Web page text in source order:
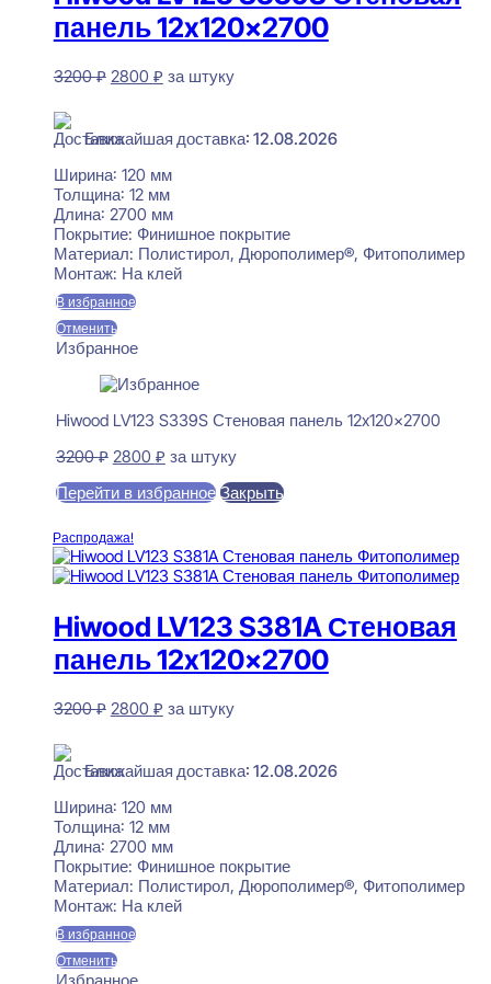
панель 12x120x2700
3200₽ Первоначальная
3200 ₽.
2800 ₽Текущая
за штуку
Ближайшая доставка: 12.08.2026
Ширина: 120 мм
Толщина: 12 мм
Длина: 2700 мм
Покрытие: Финишное покрытие
Материал: Полистирол, Дюрополимер®, Фитополимер
Монтаж: На клей
В избранное
Отменить
Избранное
Hiwood LV123 S339S Стеновая панель 12x120x2700
3200₽ Первоначальная
составляла
2800 ₽Текущая
2800 ₽.
за штуку
Перейти в избранное Закрыть
Распродажа!
Hiwood LV123 S381A Стеновая
панель 12x120x2700
3200₽ Первоначальная
3200 ₽.
2800 ₽Текущая
за штуку
Ближайшая доставка: 12.08.2026
Ширина: 120 мм
Толщина: 12 мм
Длина: 2700 мм
Покрытие: Финишное покрытие
Материал: Полистирол, Дюрополимер®, Фитополимер
Монтаж: На клей
В избранное
Отменить